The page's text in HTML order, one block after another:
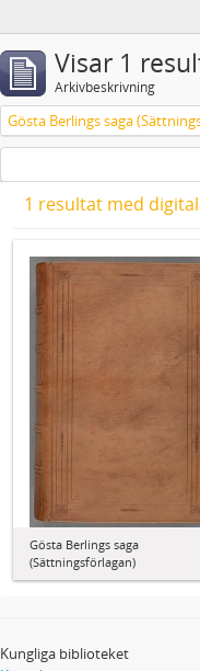
Visar 1
Arkivbeskrivning
Gösta Berlings saga
1 resultat med
Gösta Berlings saga
(Sättningsförlagan)
Kungliga biblioteket